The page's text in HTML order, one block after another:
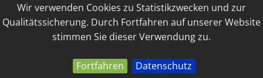
Wir verwenden Cookies zu Statistikzwecken und zur
Qualitätssicherung. Durch Fortfahren auf unserer Website
stimmen Sie dieser Verwendung zu.
Fortfahren Datenschutz
IMPRESSUM
LINKSAMMLUNG
DATENSCHUTZ
KONTAKT
powered by webEdition CMS